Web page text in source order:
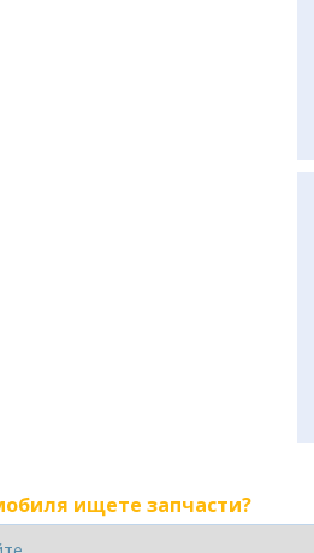
ищете запчасти?